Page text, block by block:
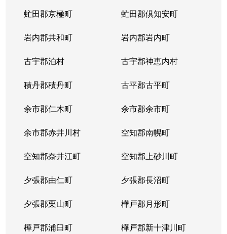
虻田郡京極町 虻田郡倶知安町
岩内郡共和町 岩内郡岩内町
古宇郡泊村 古宇郡神恵内村
積丹郡積丹町 古平郡古平町
余市郡仁木町 余市郡余市町
余市郡赤井川村 空知郡南幌町
空知郡奈井江町 空知郡上砂川町
夕張郡由仁町 夕張郡長沼町
夕張郡栗山町 樺戸郡月形町
樺戸郡浦臼町 樺戸郡新十津川町